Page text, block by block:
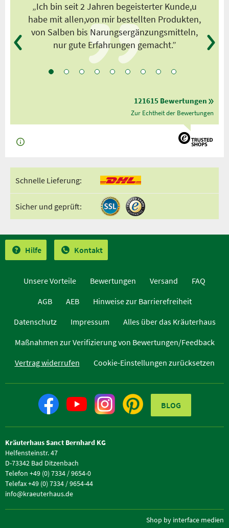
„Ich bin seit 2 Jahren begeisterter Kunde,u
habe mit allen,von mir bestellten Produkten,
von Salben bis Narungsergänzungsmitteln,
nur gute Erfahrungen gemacht.”
121615 Bewertungen
Zur Echtheit der Bewertungen
Schnelle Lieferung:
Sicher und geprüft:
Hilfe Kontakt
Unsere Vorteile Bewertungen Versand
FAQ
AGB
AEB
Hinweise zur Barrierefreiheit
Datenschutz
Impressum
Alles über das Kräuterhaus
Maßnahmen zur Verifizierung von Bewertungen/Feedback
Vertrag widerrufen
Cookie-Einstellungen zurücksetzen
BLOG
Kräuterhaus Sanct Bernhard KG
Helfensteinstr. 47
D-73342 Bad Ditzenbach
Telefon +49 (0) 7334 / 9654-0
Telefax +49 (0) 7334 / 9654-44
info@kraeuterhaus.de
Shop by interface medien